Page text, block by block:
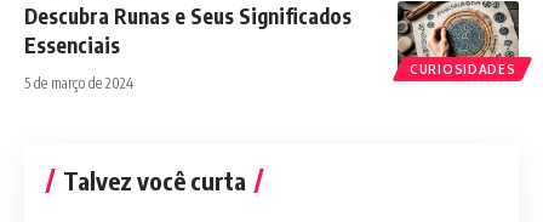
CURIOSIDADES
Descubra Runas e Seus Significados
Essenciais
5 de março de 2024
Talvez você curta